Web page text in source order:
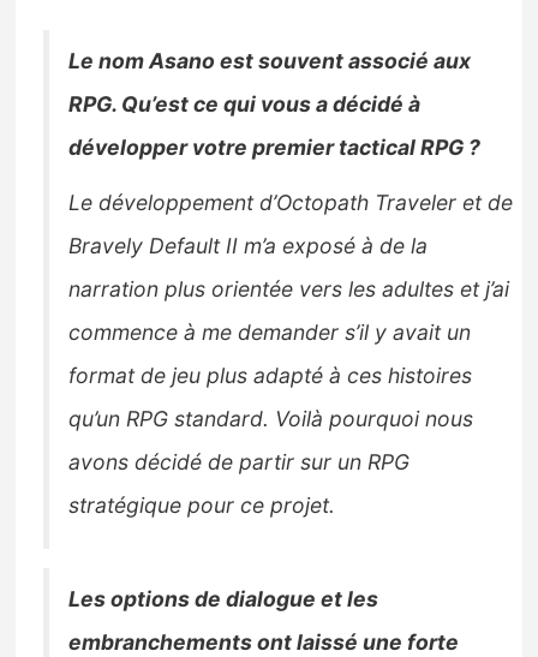
Le nom Asano est souvent associé aux
RPG. Qu’est ce qui vous a décidé à
développer votre premier tactical RPG ?
Le développement d’Octopath Traveler et de
Bravely Default II m’a exposé à de la
narration plus orientée vers les adultes et j’ai
commence à me demander s’il y avait un
format de jeu plus adapté à ces histoires
qu’un RPG standard. Voilà pourquoi nous
avons décidé de partir sur un RPG
stratégique pour ce projet.
Les options de dialogue et les
embranchements ont laissé une forte